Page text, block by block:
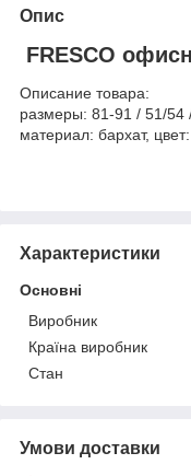
Опис
FRESCO
Описание товара:
размеры: 81-91 / 51/54
материал: бархат,
Характеристики
Основні
Виробник
Країна виробник
Стан
Умови доставки